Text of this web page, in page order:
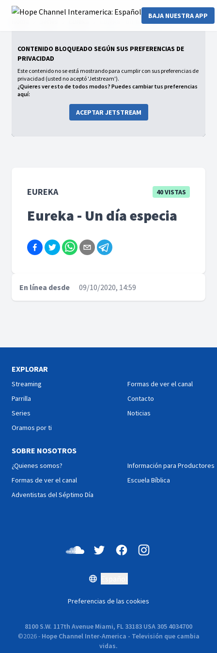
BAJA NUESTRA APP
Eureka - Un día especia
CONTENIDO BLOQUEADO SEGÚN SUS PREFERENCIAS DE
PRIVACIDAD
Este contenido no se está mostrando para cumplir con sus preferencias de
privacidad (usted no aceptó 'Jetstream').
¿Quieres ver esto de todos modos? Puedes cambiar tus preferencias
aquí:
ACEPTAR JETSTREAM
EUREKA 40 VISTAS
Eureka - Un día especia
En línea desde 09/10/2020, 14:59
EXPLORAR
Streaming
Parrilla
Series
Oramos por ti
Formas de ver el canal
Contacto
Noticias
SOBRE NOSOTROS
¿Quienes somos?
Formas de ver el canal
Adventistas del Séptimo Día
Información para Productores
Escuela Bíblica
Preferencias de las cookies
8100 S.W. 117th Avenue Miami, FL 33183 USA 305 4034700
©2026- Hope Channel Inter-America - Televisión que cambia
vidas.